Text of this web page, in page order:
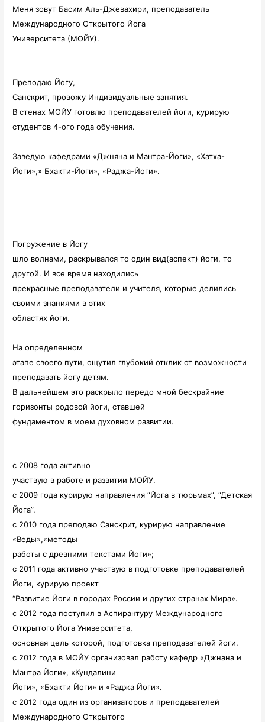
Меня зовут Басим Аль-Джевахири, преподаватель
Международного Открытого Йога
Университета (МОЙУ).
Преподаю Йогу,
Санскрит, провожу Индивидуальные занятия.
В стенах МОЙУ готовлю преподавателей йоги, курирую
студентов 4-ого года обучения.
Заведую кафедрами «Джняна и Мантра-Йоги», «Хатха-
Йоги»,» Бхакти-Йоги», «Раджа-Йоги».
Погружение в Йогу
шло волнами, раскрывался то один вид(аспект) йоги, то
другой. И все время находились
прекрасные преподаватели и учителя, которые делились
своими знаниями в этих
областях йоги.
На определенном
этапе своего пути, ощутил глубокий отклик от возможности
преподавать йогу детям.
В дальнейшем это раскрыло передо мной бескрайние
горизонты родовой йоги, ставшей
фундаментом в моем духовном развитии.
c 2008 года активно
участвую в работе и развитии МОЙУ.
с 2009 года курирую направления “Йога в тюрьмах”, “Детская
Йога”.
с 2010 года преподаю Санскрит, курирую направление
«Веды»,«методы
работы с древними текстами Йоги»;
с 2011 года активно участвую в подготовке преподавателей
Йоги, курирую проект
“Развитие Йоги в городах России и других странах Мира».
с 2012 года поступил в Аспирантуру Международного
Открытого Йога Университета,
основная цель которой, подготовка преподавателей йоги.
c 2012 года в МОЙУ организовал работу кафедр «Джнана и
Мантра Йоги», «Кундалини
Йоги», «Бхакти Йоги» и «Раджа Йоги».
с 2012 года один из организаторов и преподавателей
Международного Открытого